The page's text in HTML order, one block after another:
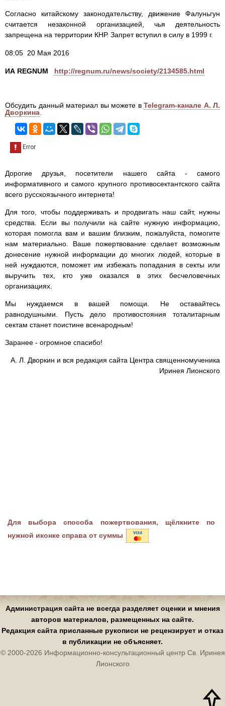
Согласно китайскому законодательству, движение Фалуньгун
считается незаконной организацией, чья деятельность
запрещена на территории КНР. Запрет вступил в силу в 1999 г.
08:05 20 Мая 2016
ИА REGNUM http://regnum.ru/news/society/2134585.html
Обсудить данный материал вы можете в Telegram-канале А. Л.
Дворкина
Дорогие друзья, посетители нашего сайта - самого
информативного и самого крупного противосектантского сайта
всего русскоязычного интернета!
Для того, чтобы поддерживать и продвигать наш сайт, нужны
средства. Если вы получили на сайте нужную информацию,
которая помогла вам и вашим близким, пожалуйста, помогите
нам материально. Ваше пожертвование сделает возможным
донесение нужной информации до многих людей, которые в
ней нуждаются, поможет им избежать попадания в секты или
выручить тех, кто уже оказался в этих бесчеловечных
организациях.
Мы нуждаемся в вашей помощи. Не оставайтесь
равнодушными. Пусть дело противостояния тоталитарным
сектам станет поистине всенародным!
Заранее - огромное спасибо!
А. Л. Дворкин и вся редакция сайта Центра священномученика
Иринея Лионского
Для выбора способа пожертвования, щёлкните по
нужной иконке справа от суммы
Администрация сайта не всегда разделяет оценки и мнения
авторов материалов, размещенных на сайте.
Редакция сайта присланные рукописи не рецензирует и отказ
в публикации не объясняет.
© 2000-2026 Информационно-консультационный центр Св. Иринея
Лионского